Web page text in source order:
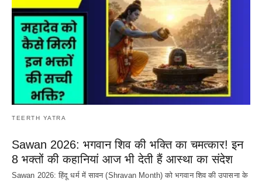
TEERTH YATRA
Sawan 2026: भगवान शिव की भक्ति का चमत्कार! इन
8 भक्तों की कहानियां आज भी देती हैं आस्था का संदेश
Sawan 2026: हिंदू धर्म में सावन (Shravan Month) को भगवान शिव की उपासना के